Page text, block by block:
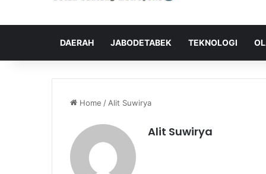
DAERAH JABODETABEK TEKNOLOGI
Home / Alit Suwirya
Alit Suwirya